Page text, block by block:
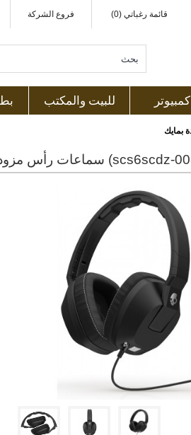
قائمة رغباتي (0) فروع الشركة
كمبيوتر للبيت والمكتب